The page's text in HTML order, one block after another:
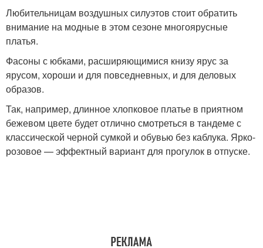
Любительницам воздушных силуэтов стоит обратить
внимание на модные в этом сезоне многоярусные
платья.
Фасоны с юбками, расширяющимися книзу ярус за
ярусом, хороши и для повседневных, и для деловых
образов.
Так, например, длинное хлопковое платье в приятном
бежевом цвете будет отлично смотреться в тандеме с
классической черной сумкой и обувью без каблука. Ярко-
розовое — эффектный вариант для прогулок в отпуске.